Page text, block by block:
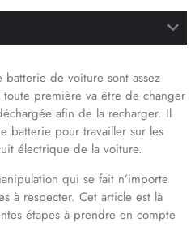
batterie de voiture sont assez
toute première va être de changer
afin de la recharger. Il
batterie pour travailler sur les
électrique de la voiture.
qui se fait n’importe
à respecter. Cet article est là
étapes à prendre en compte